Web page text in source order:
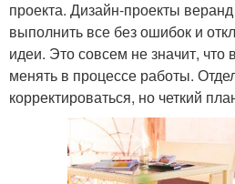
проекта. Дизайн-проекты
выполнить все без ошибок и
идеи. Это совсем не значит, что
менять в процессе работы.
корректироваться, но четкий